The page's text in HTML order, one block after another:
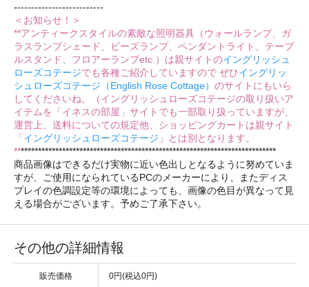
--------------------------
＜お知らせ！＞
**アンティークスタイルの素敵な照明器具（ウォールランプ、ガ
ラスランプシェード、ビーズランプ、ペンダントライト、テーブ
ルスタンド、フロアーランプetc.）は親サイトのイングリッシュ
ローズコテージでも各種ご紹介していますので ぜひイングリッ
シュローズコテージ（English Rose Cottage） のサイトにもいら
してくださいね。（イングリッシュローズコテージの取り扱いア
イテムを「イネスの部屋」サイトでも一部取り扱っていますが、
運営上、送料についての規定他、ショッピングカートは親サイト
「 イングリッシュローズコテージ 」とは別となります。
****************************************************************************
商品画像はできるだけ実物に近い色出しとなるように努めていま
すが、ご使用になられているPCのメーカーにより、またディス
プレイの色調設定等の環境によっても、画像の色目が異なって見
える場合がございます。予めご了承下さい。
その他の詳細情報
販売価格 0円(税込0円)